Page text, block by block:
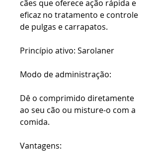
cães que oferece ação rápida e
eficaz no tratamento e controle
de pulgas e carrapatos.
Princípio ativo: Sarolaner
Modo de administração:
Dê o comprimido diretamente
ao seu cão ou misture-o com a
comida.
Vantagens: